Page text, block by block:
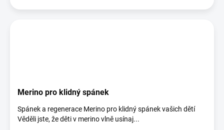
Merino pro klidný spánek
Spánek a regenerace Merino pro klidný spánek vašich dětí
Věděli jste, že děti v merino vlně usínaj...